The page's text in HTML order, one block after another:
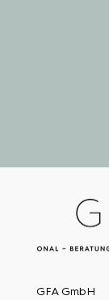
GFA GmbH